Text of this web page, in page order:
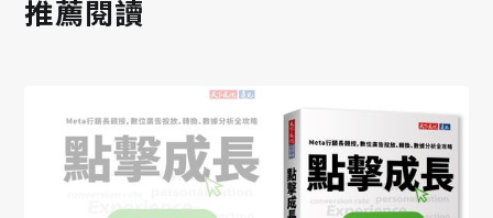
推薦閱讀